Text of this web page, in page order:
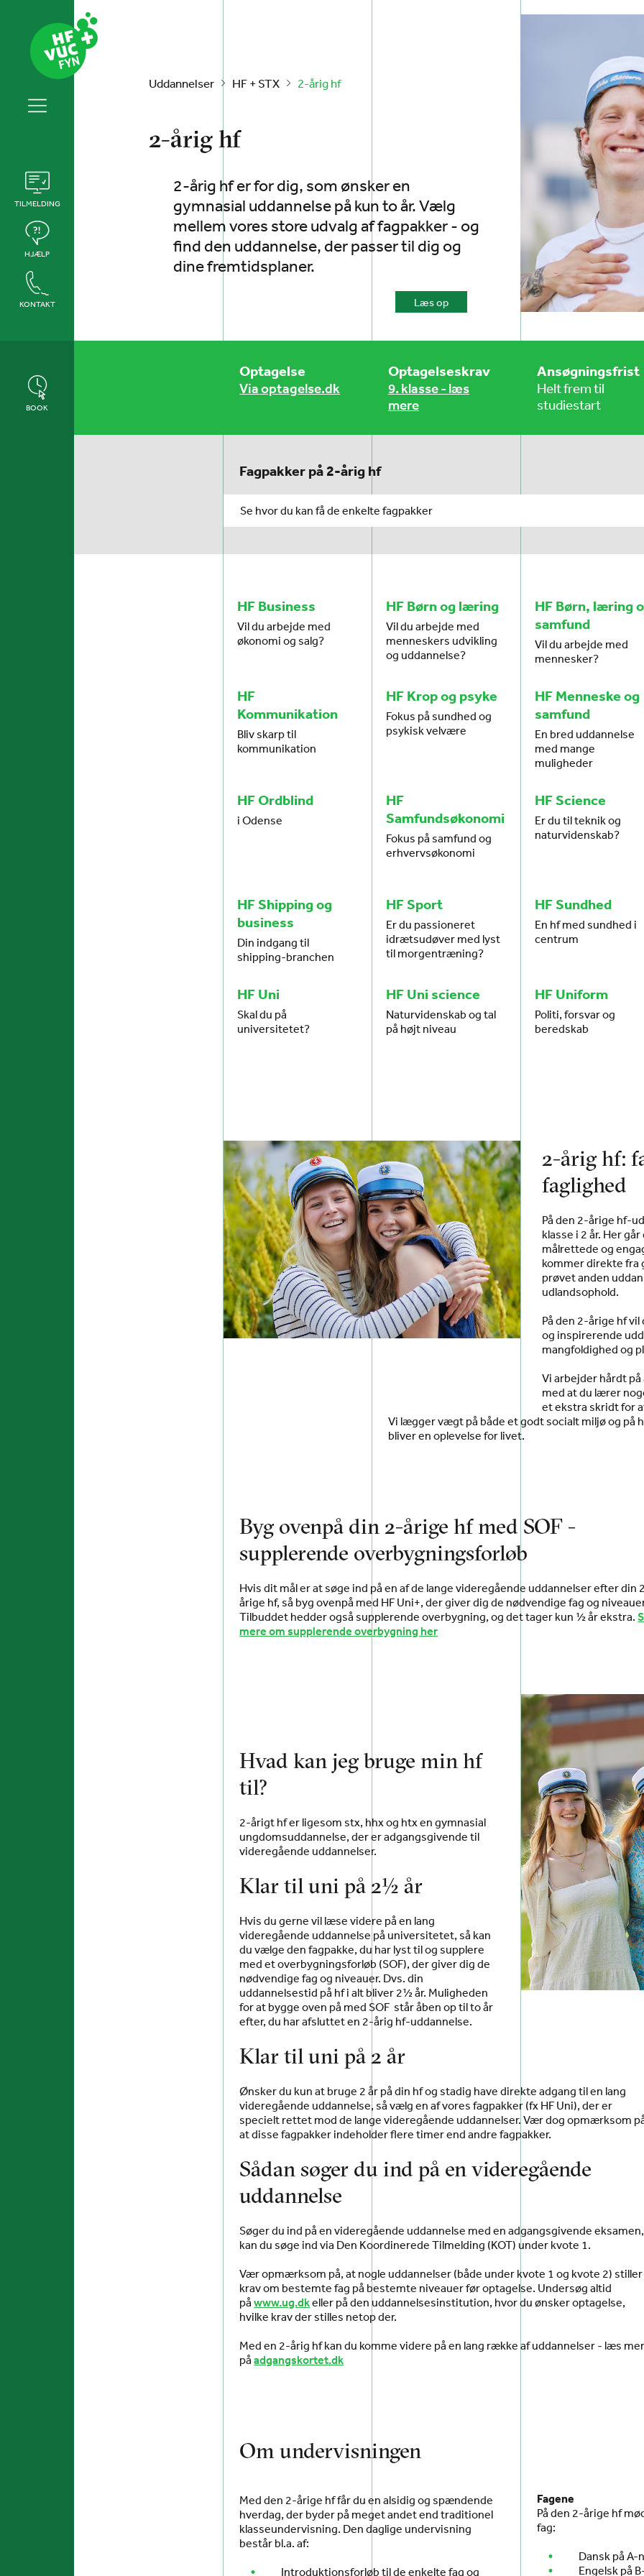
TILMELDING
HJÆLP
KONTAKT
BOOK
Uddannelser HF + STX 2-årig hf
2-årig hf
2-årig hf er for dig, som ønsker en
gymnasial uddannelse på kun to år. Vælg
mellem vores store udvalg af fagpakker - og
find den uddannelse, der passer til dig og
dine fremtidsplaner.
Læs op
Optagelse
Via optagelse.dk
Optagelseskrav
9. klasse - læs
mere
Ansøgningsfrist
Helt frem til
studiestart
Fagpakker på 2-årig hf
Se hvor du kan få de enkelte fagpakker
HF Business
Vil du arbejde med
økonomi og salg?
HF Børn og læring
Vil du arbejde med
menneskers udvikling
og uddannelse?
HF Børn, læring
samfund
Vil du arbejde med
mennesker?
HF
Kommunikation
Bliv skarp til
kommunikation
HF Krop og psyke
Fokus på sundhed og
psykisk velvære
HF Menneske og
samfund
En bred uddannelse
med mange
muligheder
HF Ordblind
i Odense
HF
Samfundsøkonomi
Fokus på samfund og
erhvervsøkonomi
HF Science
Er du til teknik og
naturvidenskab?
HF Shipping og
business
Din indgang til
shipping-branchen
HF Sport
Er du passioneret
idrætsudøver med lyst
til morgentræning?
HF Sundhed
En hf med sundhed i
centrum
HF Uni
Skal du på
universitetet?
HF Uni science
Naturvidenskab og tal
på højt niveau
HF Uniform
Politi, forsvar og
beredskab
2-årig hf:
faglighed
På den 2-årige hf-
klasse i 2 år. Her
målrettede og
kommer direkte fra
prøvet anden
udlandsophold.
På den 2-årige hf
og inspirerende
mangfoldighed og
Vi arbejder hårdt
med at du lærer
et ekstra skridt for
Vi lægger vægt på både et godt socialt miljø og på
bliver en oplevelse for livet.
Byg ovenpå din 2-årige hf med SOF -
supplerende overbygningsforløb
Hvis dit mål er at søge ind på en af de lange videregående uddannelser efter din
årige hf, så byg ovenpå med HF Uni+, der giver dig de nødvendige fag og
Tilbuddet hedder også supplerende overbygning, og det tager kun ½ år ekstra.
mere om supplerende overbygning her
Hvad kan jeg bruge min hf
til?
2-årigt hf er ligesom stx, hhx og htx en gymnasial
ungdomsuddannelse, der er adgangsgivende til
videregående uddannelser.
Klar til uni på 2½ år
Hvis du gerne vil læse videre på en lang
videregående uddannelse på universitetet, så kan
du vælge den fagpakke, du har lyst til og supplere
med et overbygningsforløb (SOF), der giver dig de
nødvendige fag og niveauer. Dvs. din
uddannelsestid på hf i alt bliver 2½ år. Muligheden
for at bygge oven på med SOF står åben op til to år
efter, du har afsluttet en 2-årig hf-uddannelse.
Klar til uni på 2 år
Ønsker du kun at bruge 2 år på din hf og stadig have direkte adgang til en lang
videregående uddannelse, så vælg en af vores fagpakker (fx HF Uni), der er
specielt rettet mod de lange videregående uddannelser. Vær dog opmærksom
at disse fagpakker indeholder flere timer end andre fagpakker.
Sådan søger du ind på en videregående
uddannelse
Søger du ind på en videregående uddannelse med en adgangsgivende eksamen,
kan du søge ind via Den Koordinerede Tilmelding (KOT) under kvote 1.
Vær opmærksom på, at nogle uddannelser (både under kvote 1 og kvote 2) stiller
krav om bestemte fag på bestemte niveauer før optagelse. Undersøg altid
på www.ug.dkeller på den uddannelsesinstitution, hvor du ønsker optagelse,
hvilke krav der stilles netop der.
Med en 2-årig hf kan du komme videre på en lang række af uddannelser - læs
på adgangskortet.dk
Om undervisningen
Med den 2-årige hf får du en alsidig og spændende
hverdag, der byder på meget andet end traditionel
klasseundervisning. Den daglige undervisning
består bl.a. af:
Introduktionsforløb til de enkelte fag og
Fagene
På den 2-årige hf
fag:
Dansk på A-
Engelsk på